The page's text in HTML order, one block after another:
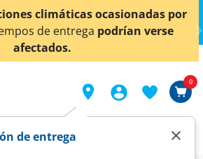
inner"> ¡Ahora también en
conocer
de entrega ×
0